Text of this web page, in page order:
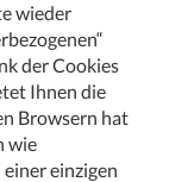
wieder
der Cookies
Ihnen die
Browsern hat
wie
einzigen